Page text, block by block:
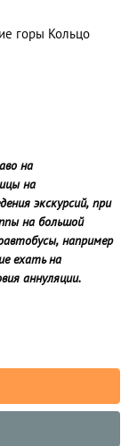
горы Кольцо
на
на
экскурсий, при
на большой
например
ехать на
аннуляции.